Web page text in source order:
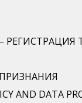
РЕГИСТРАЦИЯ
AND DATA